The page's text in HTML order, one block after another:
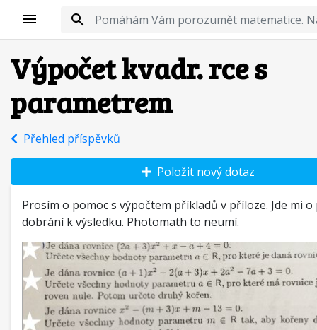
Výpočet kvadr. rce s
parametrem
Přehled příspěvků
Prosím o pomoc s výpočtem příkladů v příloze. Jde mi
dobrání k výsledku. Photomath to neumí.
Položit nový dotaz